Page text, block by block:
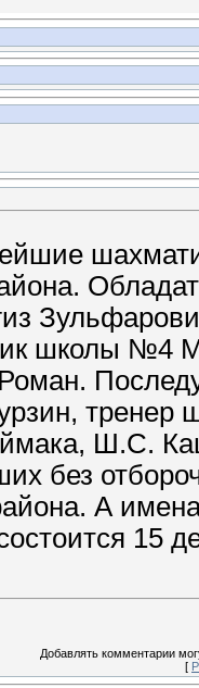
школы №4
тренер
Ш.С.
без
А
15
Добавлять комментарии
[